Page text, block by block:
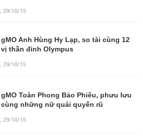
, 29/10/15
gMO Anh Hùng Hy Lạp, so tài cùng 12
vị thần đỉnh Olympus
, 29/10/15
gMO Toàn Phong Bảo Phiêu, phưu lưu
cùng những nữ quái quyến rũ
, 29/10/15